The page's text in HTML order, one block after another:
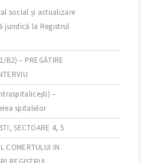
social și actualizare
juridică la Registrul
B2) – PREGĂTIRE
–
spitalelor
SECTOARE 4, 5
COMERTULUI IN